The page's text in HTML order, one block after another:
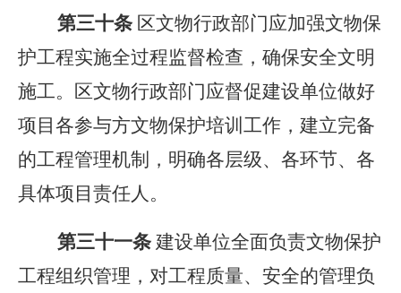
第三十条 区文物行政部门应加强文物保
护工程实施全过程监督检查，确保安全文明
施工。区文物行政部门应督促建设单位做好
项目各参与方文物保护培训工作，建立完备
的工程管理机制，明确各层级、各环节、各
具体项目责任人。
第三十一条 建设单位全面负责文物保护
工程组织管理，对工程质量、安全的管理负